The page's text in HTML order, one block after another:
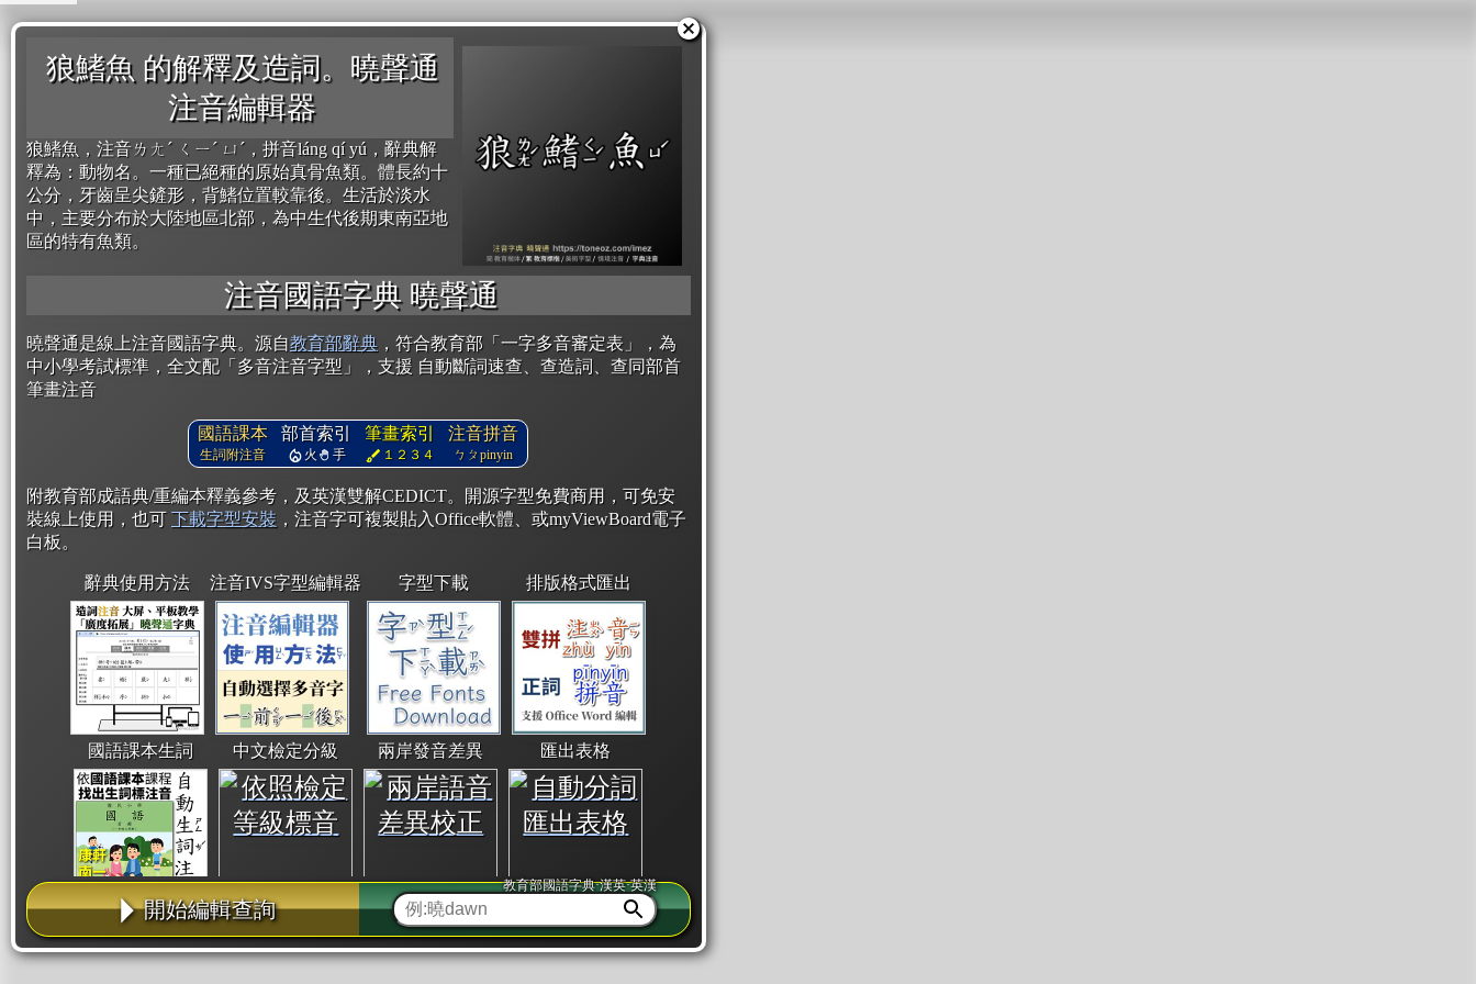
狼鰭魚 的解釋及造詞。曉聲通
注音編輯器
狼鰭魚，注音ㄌㄤˊ ㄑㄧˊ ㄩˊ，拼音láng qí yú，辭典解
釋為：動物名。一種已絕種的原始真骨魚類。體長約十
公分，牙齒呈尖鏟形，背鰭位置較靠後。生活於淡水
中，主要分布於大陸地區北部，為中生代後期東南亞地
區的特有魚類。
注音國語字典 曉聲通
曉聲通是線上注音國語字典。源自教育部辭典 ，符合教育部「一字多音審定表」，為
中小學考試標準，全文配「多音注音字型」，支援 自動斷詞速查、查造詞、查同部首
筆畫注音
國語課本
生詞附注音
部首索引
火 手
筆畫索引
１２３４
注音拼音
ㄅㄆpinyin
附教育部成語典/重編本釋義參考，及英漢雙解CEDICT。開源字型免費商用，可免安
裝線上使用，也可 下載字型安裝 ，注音字可複製貼入Office軟體、或myViewBoard電子
白板。
辭典使用方法 注音IVS字型編輯器 字型下載 排版格式匯出
國語課本生詞 中文檢定分級 兩岸發音差異 匯出表格
使用方法 簡體介面/繁體介面 ：
開始編輯查詢
教育部國語字典·漢英·英漢